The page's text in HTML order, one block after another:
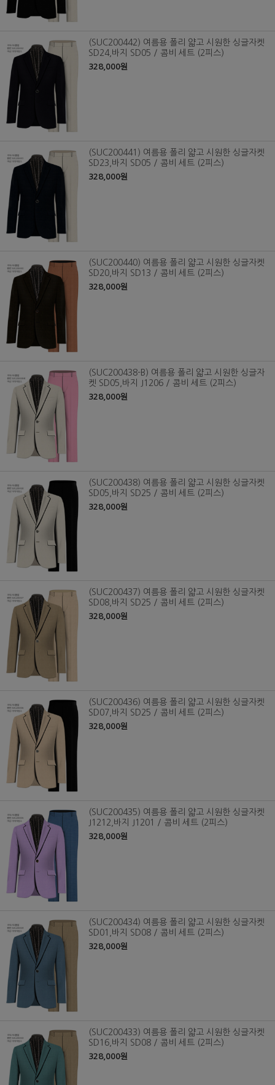
(SUC200442) 여름용 폴리 얇고 시원한 싱글자켓
SD24,바지 SD05 / 콤비 세트 (2피스)
328,000원
(SUC200441) 여름용 폴리 얇고 시원한 싱글자켓
SD23,바지 SD05 / 콤비 세트 (2피스)
328,000원
(SUC200440) 여름용 폴리 얇고 시원한 싱글자켓
SD20,바지 SD13 / 콤비 세트 (2피스)
328,000원
(SUC200438-B) 여름용 폴리 얇고 시원한 싱글자
켓 SD05,바지 J1206 / 콤비 세트 (2피스)
328,000원
(SUC200438) 여름용 폴리 얇고 시원한 싱글자켓
SD05,바지 SD25 / 콤비 세트 (2피스)
328,000원
(SUC200437) 여름용 폴리 얇고 시원한 싱글자켓
SD08,바지 SD25 / 콤비 세트 (2피스)
328,000원
(SUC200436) 여름용 폴리 얇고 시원한 싱글자켓
SD07,바지 SD25 / 콤비 세트 (2피스)
328,000원
(SUC200435) 여름용 폴리 얇고 시원한 싱글자켓
J1212,바지 J1201 / 콤비 세트 (2피스)
328,000원
(SUC200434) 여름용 폴리 얇고 시원한 싱글자켓
SD01,바지 SD08 / 콤비 세트 (2피스)
328,000원
(SUC200433) 여름용 폴리 얇고 시원한 싱글자켓
SD16,바지 SD08 / 콤비 세트 (2피스)
328,000원